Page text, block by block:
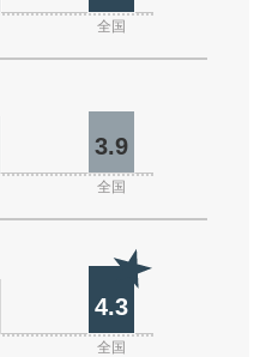
全国
3.9
全国
4.3
全国